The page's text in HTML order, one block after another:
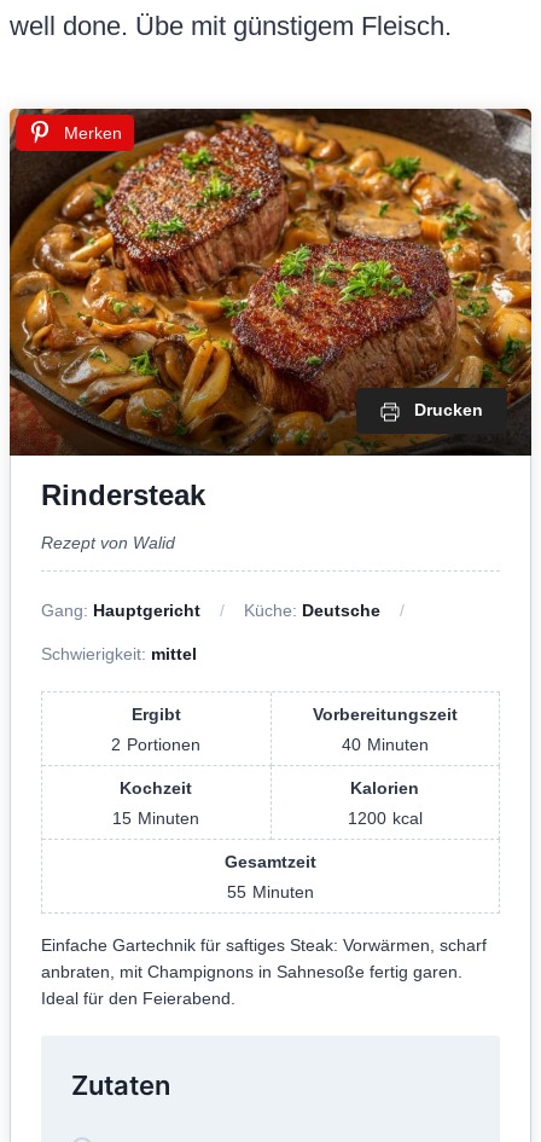
well done. Übe mit günstigem Fleisch.
Merken
Drucken
Rindersteak
Rezept von Walid
Gang: Hauptgericht Küche: Deutsche
Schwierigkeit: mittel
Ergibt
2 Portionen
Vorbereitungszeit
40 Minuten
Kochzeit
15 Minuten
Kalorien
1200 kcal
Gesamtzeit
55 Minuten
Einfache Gartechnik für saftiges Steak: Vorwärmen, scharf
anbraten, mit Champignons in Sahnesoße fertig garen.
Ideal für den Feierabend.
Zutaten